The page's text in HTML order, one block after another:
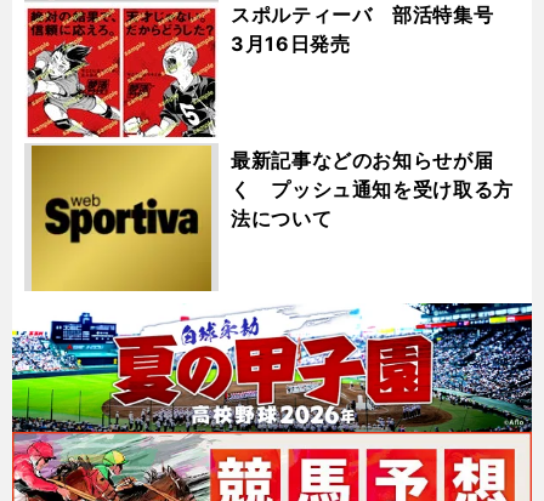
スポルティーバ 部活特集号
3月16日発売
最新記事などのお知らせが届
く プッシュ通知を受け取る方
法について